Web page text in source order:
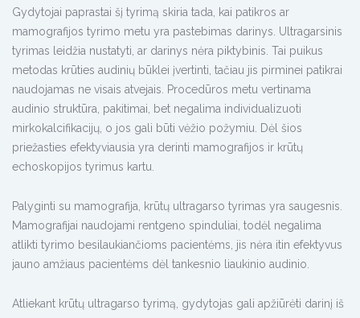
Gydytojai paprastai šį tyrimą skiria tada, kai patikros ar
mamografijos tyrimo metu yra pastebimas darinys. Ultragarsinis
tyrimas leidžia nustatyti, ar darinys nėra piktybinis. Tai puikus
metodas krūties audinių būklei įvertinti, tačiau jis pirminei patikrai
naudojamas ne visais atvejais. Procedūros metu vertinama
audinio struktūra, pakitimai, bet negalima individualizuoti
mirkokalcifikacijų, o jos gali būti vėžio požymiu. Dėl šios
priežasties efektyviausia yra derinti mamografijos ir krūtų
echoskopijos tyrimus kartu.
Palyginti su mamografija, krūtų ultragarso tyrimas yra saugesnis.
Mamografijai naudojami rentgeno spinduliai, todėl negalima
atlikti tyrimo besilaukiančioms pacientėms, jis nėra itin efektyvus
jauno amžiaus pacientėms dėl tankesnio liaukinio audinio.
Atliekant krūtų ultragarso tyrimą, gydytojas gali apžiūrėti darinį iš